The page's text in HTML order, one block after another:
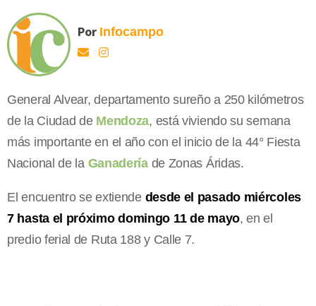
Por Infocampo
General Alvear, departamento sureño a 250 kilómetros
de la Ciudad de Mendoza, está viviendo su semana
más importante en el año con el inicio de la 44° Fiesta
Nacional de la Ganaderíade Zonas Áridas.
El encuentro se extiende desde el pasado miércoles
7 hasta el próximo domingo 11 de mayo, en el
predio ferial de Ruta 188 y Calle 7.